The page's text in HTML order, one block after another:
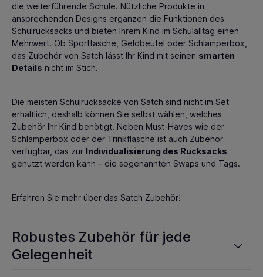
die weiterführende Schule. Nützliche Produkte in
ansprechenden Designs ergänzen die Funktionen des
Schulrucksacks und bieten Ihrem Kind im Schulalltag einen
Mehrwert. Ob Sporttasche, Geldbeutel oder Schlamperbox,
das Zubehör von Satch lässt Ihr Kind mit seinen smarten
Details nicht im Stich.
Die meisten Schulrucksäcke von Satch sind nicht im Set
erhältlich, deshalb können Sie selbst wählen, welches
Zubehör Ihr Kind benötigt. Neben Must-Haves wie der
Schlamperbox oder der Trinkflasche ist auch Zubehör
verfügbar, das zur Individualisierung des Rucksacks
genutzt werden kann – die sogenannten Swaps und Tags.
Erfahren Sie mehr über das Satch Zubehör!
Robustes Zubehör für jede
Gelegenheit